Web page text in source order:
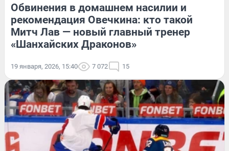
Обвинения в домашнем насилии и
рекомендация Овечкина: кто такой
Митч Лав — новый главный тренер
«Шанхайских Драконов»
19 января, 2026, 15:40 7 072 15